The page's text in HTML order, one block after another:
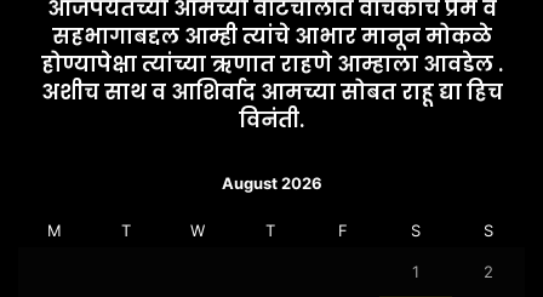
आजपर्यंतच्या आमच्या वाटचालीत वाचकांचे प्रेम व
सहभागाबद्दल आम्ही त्यांचे आभार मानून मोकळे
होण्यापेक्षा त्यांच्या ऋणात राहणे आम्हाला आवडेल .
अशीच साथ व आशिर्वाद आमच्या सोबत राहू द्या हिच
विनंती.
August 2026
M T W T F S S
1 2